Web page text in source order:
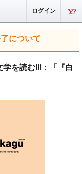
ログイン
について
を読むIII：「『白